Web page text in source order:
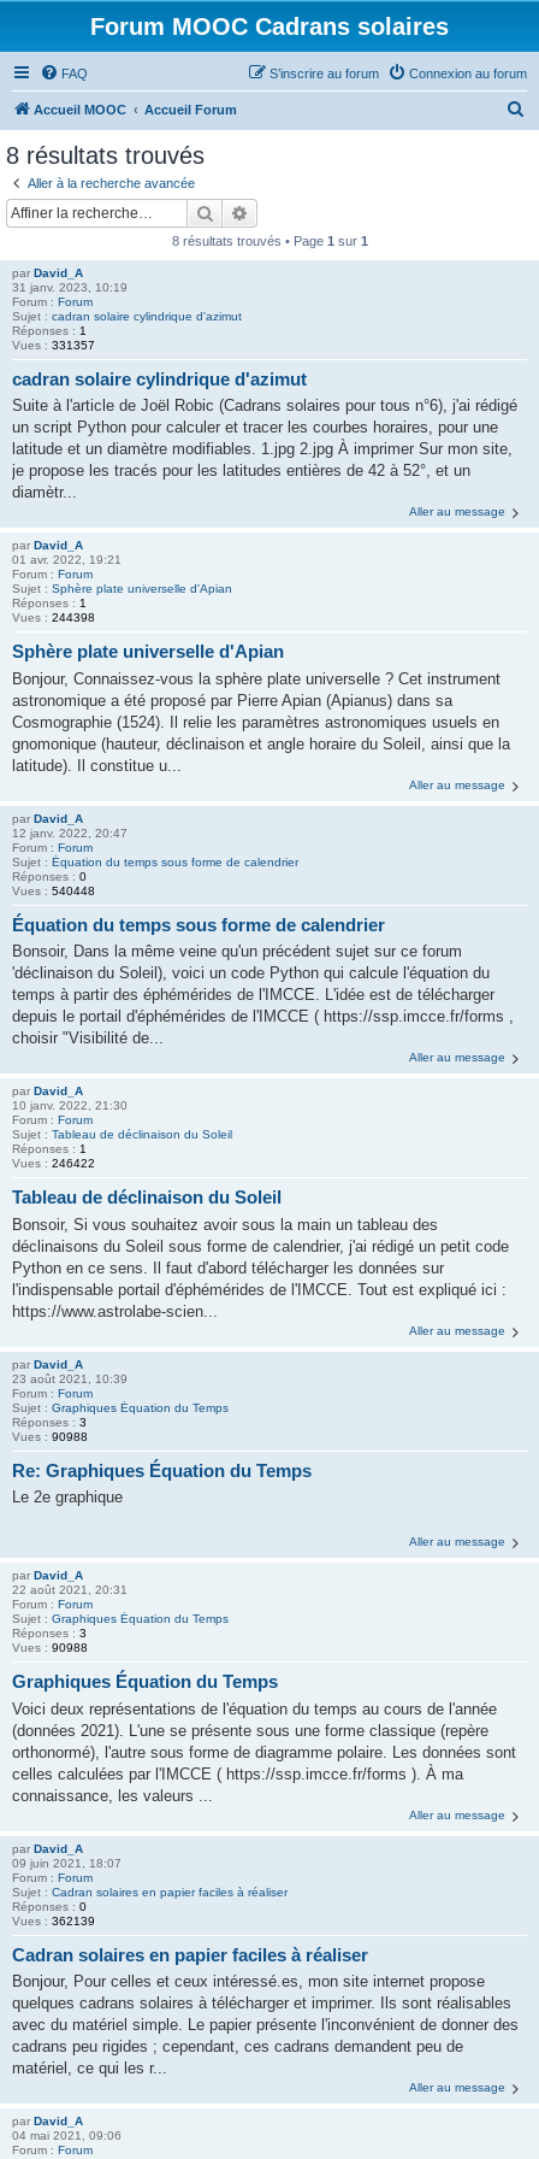
Forum MOOC Cadrans solaires
FAQ Connexion au forum
S’inscrire au forum
Accueil MOOC Accueil Forum
8 résultats trouvés
Aller à la recherche avancée
Rechercher
8 résultats trouvés • Page 1 sur 1
par David_A
31 janv. 2023, 10:19
Forum : Forum
Sujet : cadran solaire cylindrique d'azimut
Réponses : 1
Vues : 331357
cadran solaire cylindrique d'azimut
Suite à l'article de Joël Robic (Cadrans solaires pour tous n°6), j'ai rédigé
un script Python pour calculer et tracer les courbes horaires, pour une
latitude et un diamètre modifiables. 1.jpg 2.jpg À imprimer Sur mon site,
je propose les tracés pour les latitudes entières de 42 à 52°, et un
diamètr...
Aller au message
par David_A
01 avr. 2022, 19:21
Forum : Forum
Sujet : Sphère plate universelle d'Apian
Réponses : 1
Vues : 244398
Sphère plate universelle d'Apian
Bonjour, Connaissez-vous la sphère plate universelle ? Cet instrument
astronomique a été proposé par Pierre Apian (Apianus) dans sa
Cosmographie (1524). Il relie les paramètres astronomiques usuels en
gnomonique (hauteur, déclinaison et angle horaire du Soleil, ainsi que la
latitude). Il constitue u...
Aller au message
par David_A
12 janv. 2022, 20:47
Forum : Forum
Sujet : Équation du temps sous forme de calendrier
Réponses : 0
Vues : 540448
Équation du temps sous forme de calendrier
Bonsoir, Dans la même veine qu'un précédent sujet sur ce forum
'déclinaison du Soleil), voici un code Python qui calcule l'équation du
temps à partir des éphémérides de l'IMCCE. L'idée est de télécharger
depuis le portail d'éphémérides de l'IMCCE ( https://ssp.imcce.fr/forms ,
choisir "Visibilité de...
Aller au message
par David_A
10 janv. 2022, 21:30
Forum : Forum
Sujet : Tableau de déclinaison du Soleil
Réponses : 1
Vues : 246422
Tableau de déclinaison du Soleil
Bonsoir, Si vous souhaitez avoir sous la main un tableau des
déclinaisons du Soleil sous forme de calendrier, j'ai rédigé un petit code
Python en ce sens. Il faut d'abord télécharger les données sur
l'indispensable portail d'éphémérides de l'IMCCE. Tout est expliqué ici :
https://www.astrolabe-scien...
Aller au message
par David_A
23 août 2021, 10:39
Forum : Forum
Sujet : Graphiques Équation du Temps
Réponses : 3
Vues : 90988
Re: Graphiques Équation du Temps
Le 2e graphique
Aller au message
par David_A
22 août 2021, 20:31
Forum : Forum
Sujet : Graphiques Équation du Temps
Réponses : 3
Vues : 90988
Graphiques Équation du Temps
Voici deux représentations de l'équation du temps au cours de l'année
(données 2021). L'une se présente sous une forme classique (repère
orthonormé), l'autre sous forme de diagramme polaire. Les données sont
celles calculées par l'IMCCE ( https://ssp.imcce.fr/forms ). À ma
connaissance, les valeurs ...
Aller au message
par David_A
09 juin 2021, 18:07
Forum : Forum
Sujet : Cadran solaires en papier faciles à réaliser
Réponses : 0
Vues : 362139
Cadran solaires en papier faciles à réaliser
Bonjour, Pour celles et ceux intéressé.es, mon site internet propose
quelques cadrans solaires à télécharger et imprimer. Ils sont réalisables
avec du matériel simple. Le papier présente l'inconvénient de donner des
cadrans peu rigides ; cependant, ces cadrans demandent peu de
matériel, ce qui les r...
Aller au message
par David_A
04 mai 2021, 09:06
Forum : Forum